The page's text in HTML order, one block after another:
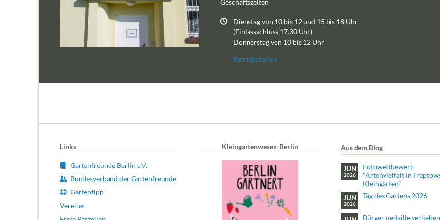
Geschäftszeiten
Dienstag von 10 bis 12 und 15 bis 18 Uhr
(Einlassschluss 17.30 Uhr)
Donnerstag von 10 bis 12 Uhr
Betriebsferien
Links
Gartenfreunde Berlin e.V.
Bundesverband der Gartenfreunde
Gartentipp
Vereine
Kleingartenwesen-Berlin Aus dem Blog
JUN
2026
Fotowettbewerb
"Artenvielfalt in
Kleingärten"
JUN
2026
Tag des Gartens 2026
Bürgermedaille verliehen